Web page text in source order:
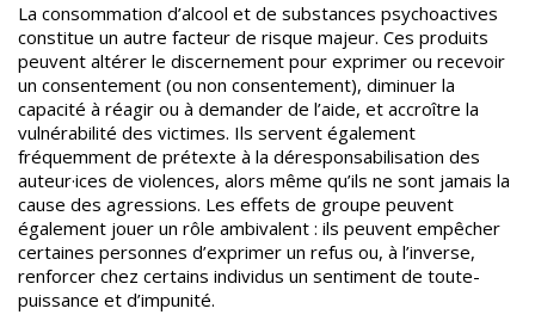
La consommation d’alcool et de substances psychoactives
constitue un autre facteur de risque majeur. Ces produits
peuvent altérer le discernement pour exprimer ou recevoir
un consentement (ou non consentement), diminuer la
capacité à réagir ou à demander de l’aide, et accroître la
vulnérabilité des victimes. Ils servent également
fréquemment de prétexte à la déresponsabilisation des
auteur·ices de violences, alors même qu’ils ne sont jamais la
cause des agressions. Les effets de groupe peuvent
également jouer un rôle ambivalent : ils peuvent empêcher
certaines personnes d’exprimer un refus ou, à l’inverse,
renforcer chez certains individus un sentiment de toute-
puissance et d’impunité.